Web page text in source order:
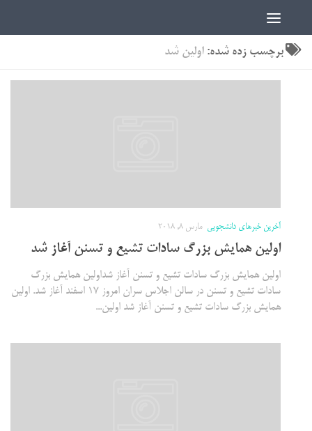
برچسب زده شده:اولین شد
آخرین خبرهای دانشجویی مارس 8, 2018
اولین همایش بزرگ سادات تشیع و تسنن آغاز شد
اولین همایش بزرگ سادات تشیع و تسنن آغاز شداولین همایش بزرگ
سادات تشیع و تسنن در سالن اجلاس سران امروز ١٧ اسفند آغاز شد. اولین
همایش بزرگ سادات تشیع و تسنن آغاز شد اولین...